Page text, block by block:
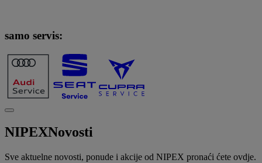
samo servis:
NIPEXNovosti
Sve aktuelne novosti, ponude i akcije od NIPEX pronaći ćete ovdje.